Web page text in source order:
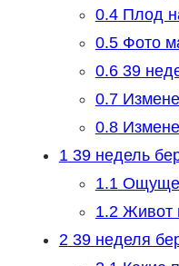
0.4Плод
0.5Фото
0.639
0.7
0.8
139 недель
1.1
1.2Живот
239 неделя